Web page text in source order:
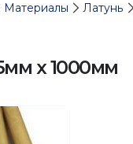
Материалы Латунь
x 1000мм